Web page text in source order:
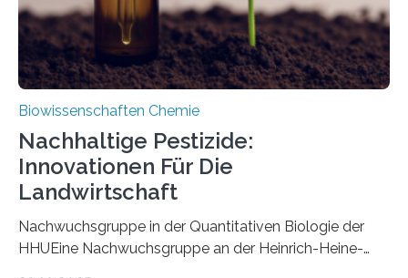
Biowissenschaften Chemie
Nachhaltige Pestizide:
Innovationen Für Die
Landwirtschaft
Nachwuchsgruppe in der Quantitativen Biologie der
HHUEine Nachwuchsgruppe an der Heinrich-Heine-